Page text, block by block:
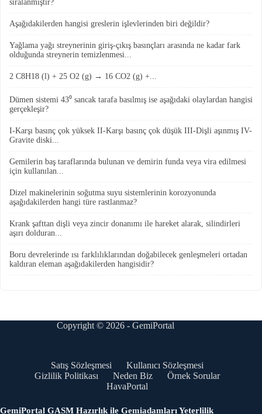
sıralanmıştır?
Aşağıdakilerden hangisi greslerin işlevlerinden biri değildir?
Yağlama yağı streynerinin giriş-çıkış basınçları arasında ne kadar fark
olduğunda streynerin temizlenmesi...
2 C8H18 (l) + 25 O2 (g) → 16 CO2 (g) +...
Dümen sistemi 43⁰ sancak tarafa basılmış ise aşağıdaki olaylardan hangisi
gerçekleşir?
I-Karşı basınç çok yüksek II-Karşı basınç çok düşük III-Dişli aşınmış IV-
Gravite diski...
Gemilerin baş taraflarında bulunan ve demirin funda veya vira edilmesi
için kullanılan...
Dizel makinelerinin soğutma suyu sistemlerinin korozyonunda
aşağıdakilerden hangi türe rastlanmaz?
Krank şafttan dişli veya zincir donanımı ile hareket alarak, silindirleri
aşırı dolduran...
Boru devrelerinde ısı farklılıklarından doğabilecek genleşmeleri ortadan
kaldıran eleman aşağıdakilerden hangisidir?
Copyright © 2026 - GemiPortal
Satış Sözleşmesi
Kullanıcı Sözleşmesi
Gizlilik Politikası
Neden Biz
Örnek Sorular
HavaPortal
GemiPortal GASM Hazırlık ile Gemiadamları Yeterlilik